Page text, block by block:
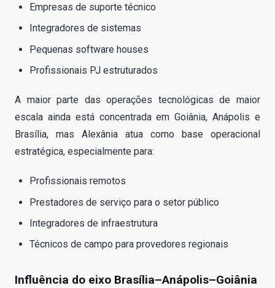
Empresas de suporte técnico
Integradores de sistemas
Pequenas software houses
Profissionais PJ estruturados
A maior parte das operações tecnológicas de maior
escala ainda está concentrada em Goiânia, Anápolis e
Brasília, mas Alexânia atua como base operacional
estratégica, especialmente para:
Profissionais remotos
Prestadores de serviço para o setor público
Integradores de infraestrutura
Técnicos de campo para provedores regionais
Influência do eixo Brasília–Anápolis–Goiânia